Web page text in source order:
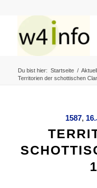
Du bist hier: Startseite / Aktuell
Territorien der schottischen
1587,